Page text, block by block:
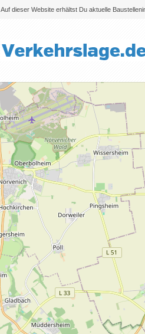
Auf dieser Website erhältst Du aktuelle